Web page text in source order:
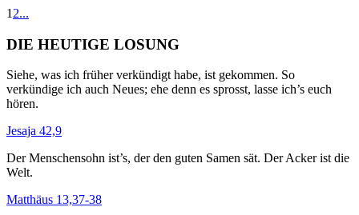
1 2...
DIE HEUTIGE LOSUNG
Siehe, was ich früher verkündigt habe, ist gekommen. So
verkündige ich auch Neues; ehe denn es sprosst, lasse ich’s euch
hören.
Jesaja 42,9
Der Menschensohn ist’s, der den guten Samen sät. Der Acker ist die
Welt.
Matthäus 13,37-38